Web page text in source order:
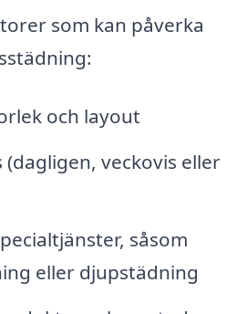
som kan påverka
och layout
(dagligen, veckovis eller
såsom
eller djupstädning